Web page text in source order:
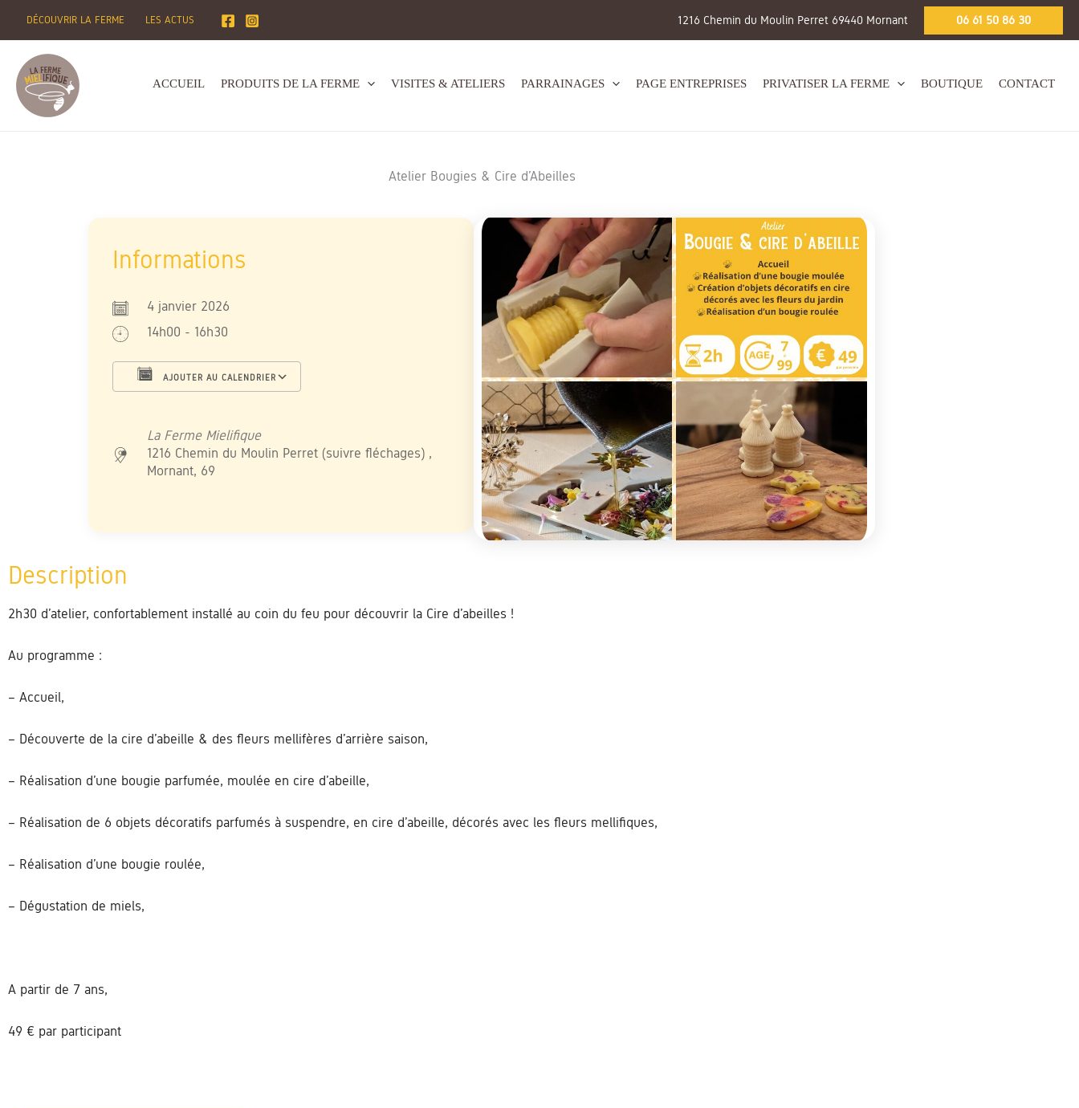
au
contenu
DÉCOUVRIR LA FERME LES ACTUS 1216 Chemin du Moulin Perret 69440 Mornant 06 61 50 86 30
ACCUEIL PRODUITS DE LA FERME VISITES & ATELIERS PARRAINAGES PAGE ENTREPRISES PRIVATISER LA FERME BOUTIQUE CONTACT
Atelier Bougies & Cire d’Abeilles
4 janvier 2026
14h00 - 16h30
AJOUTER AU CALENDRIER
La Ferme Mielifique
1216 Chemin du Moulin Perret (suivre fléchages) ,
Mornant, 69
2h30 d’atelier, confortablement installé au coin du feu pour découvrir la Cire d’abeilles !
Au programme :
– Accueil,
– Découverte de la cire d’abeille & des fleurs mellifères d’arrière saison,
– Réalisation d’une bougie parfumée, moulée en cire d’abeille,
– Réalisation de 6 objets décoratifs parfumés à suspendre, en cire d’abeille, décorés avec les fleurs mellifiques,
– Réalisation d’une bougie roulée,
– Dégustation de miels,
A partir de 7 ans,
49 € par participant